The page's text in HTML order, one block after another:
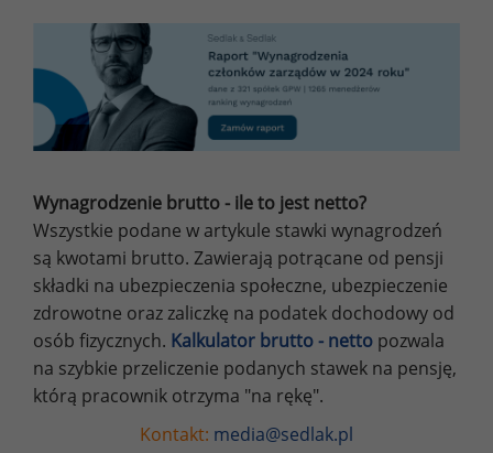
Wynagrodzenie brutto - ile to jest netto?
Wszystkie podane w artykule stawki wynagrodzeń
są kwotami brutto. Zawierają potrącane od pensji
składki na ubezpieczenia społeczne, ubezpieczenie
zdrowotne oraz zaliczkę na podatek dochodowy od
osób fizycznych. Kalkulator brutto - netto pozwala
na szybkie przeliczenie podanych stawek na pensję,
którą pracownik otrzyma "na rękę".
Kontakt: media@sedlak.pl